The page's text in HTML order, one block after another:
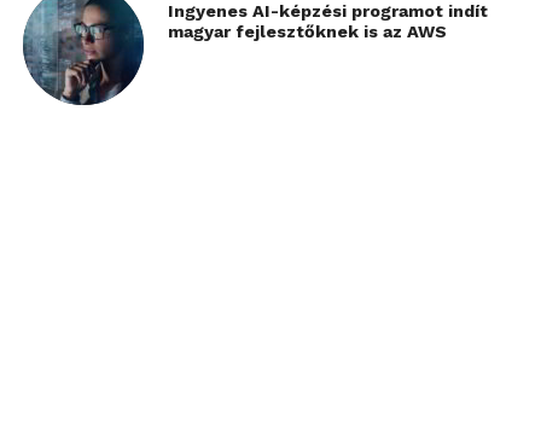
Ingyenes AI-képzési programot indít
magyar fejlesztőknek is az AWS